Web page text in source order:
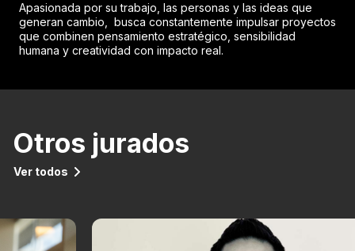
Apasionada por su trabajo, las personas y las ideas que
generan cambio, busca constantemente impulsar proyectos
que combinen pensamiento estratégico, sensibilidad
humana y creatividad con impacto real.
Otros jurados
Ver todos